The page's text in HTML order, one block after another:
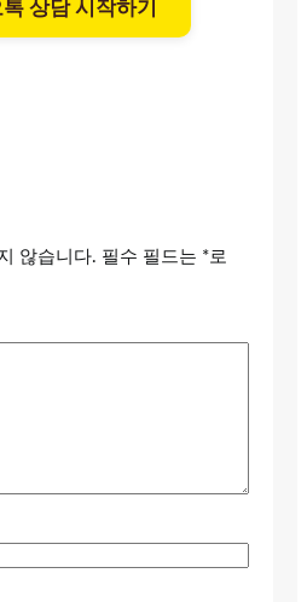
상담 시작하기
않습니다. 필수 필드는 *로